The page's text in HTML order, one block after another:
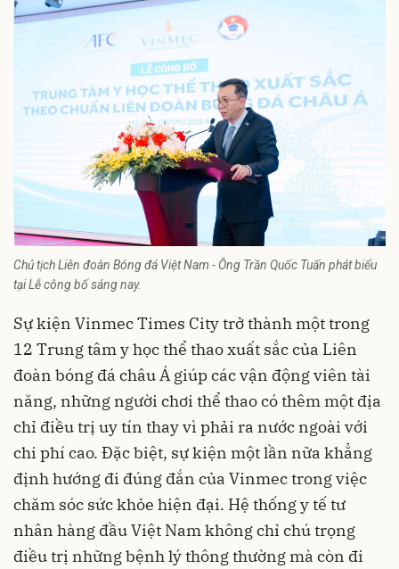
Chủ tịch Liên đoàn Bóng đá Việt Nam - Ông Trần Quốc Tuấn phát biểu
tại Lễ công bố sáng nay.
Sự kiện Vinmec Times City trở thành một trong
12 Trung tâm y học thể thao xuất sắc của Liên
đoàn bóng đá châu Á giúp các vận động viên tài
năng, những người chơi thể thao có thêm một địa
chỉ điều trị uy tín thay vì phải ra nước ngoài với
chi phí cao. Đặc biệt, sự kiện một lần nữa khẳng
định hướng đi đúng đắn của Vinmec trong việc
chăm sóc sức khỏe hiện đại. Hệ thống y tế tư
nhân hàng đầu Việt Nam không chỉ chú trọng
điều trị những bệnh lý thông thường mà còn đi